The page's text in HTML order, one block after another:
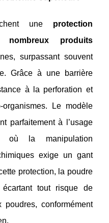
une protection
nombreux produits
surpassant souvent
Grâce à une barrière
à la perforation et
Le modèle
parfaitement à l’usage
où la manipulation
exige un gant
protection, la poudre
tout risque de
conformément